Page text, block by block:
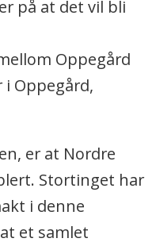
på at det vil bli
Oppegård
i Oppegård,
er at Nordre
Stortinget har
i denne
et samlet